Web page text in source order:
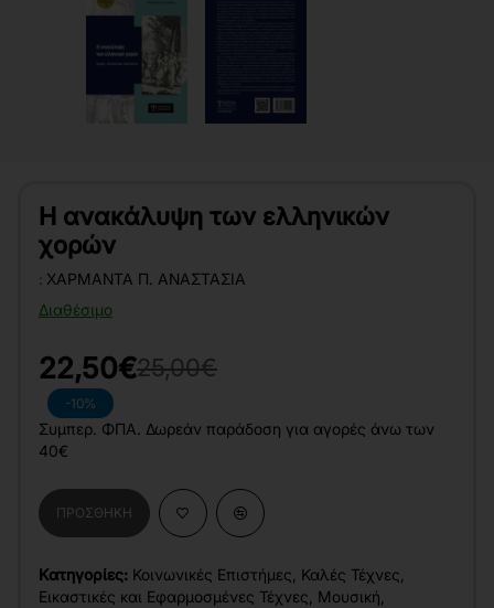
Η ανακάλυψη των ελληνικών
χορών
Διαθέσιμο
: ΧΑΡΜΑΝΤΆ Π. ΑΝΑΣΤΑΣΊΑ
-10%
22,50€25,00€
Συμπερ. ΦΠΑ. Δωρεάν παράδοση για αγορές άνω των
40€
ΠΡΟΣΘΉΚΗ
Κατηγορίες: Κοινωνικές Επιστήμες Καλές Τέχνες
Εικαστικές και Εφαρμοσμένες Τέχνες Μουσική